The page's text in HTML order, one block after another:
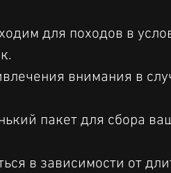
для походов в
внимания в
пакет для сбора
в зависимости от